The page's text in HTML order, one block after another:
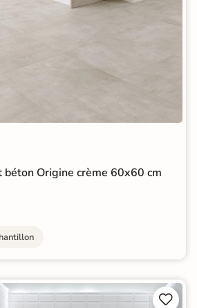
Origine crème 60x60 cm

